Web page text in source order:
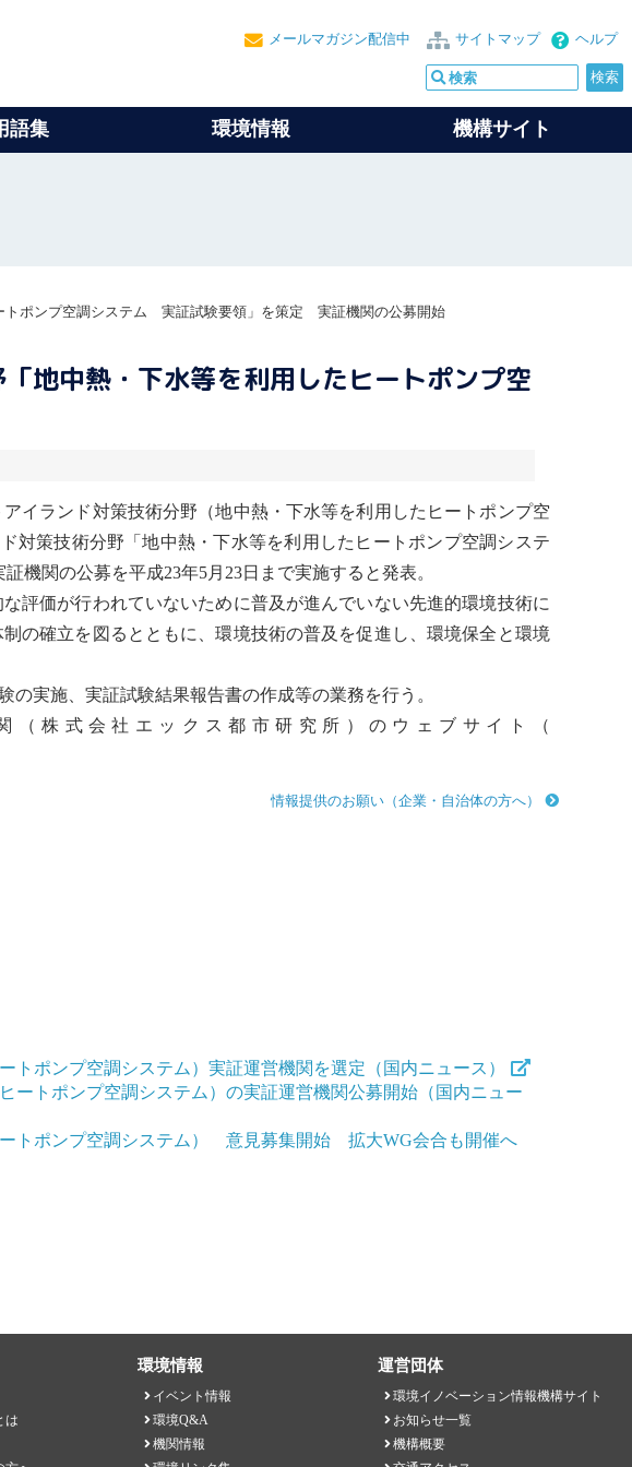
ヘルプ
サイトマップ
メールマガジン配信中
語集 環境情報 機構サイト
トポンプ空調システム 実証試験要領」を策定 実証機関の公募開始
地中熱・下水等を利用したヒートポンプ空
イランド対策技術分野（地中熱・下水等を利用した ヒートポンプ空
対策技術分野「地中熱・下水等を利用した ヒートポンプ空調システ
機関の公募を平成23年5月23日まで実施すると発表。
評価が行われていないために普及が進んでいない先進的環境技術に
の確立を図るとともに、環境技術の普及を促進し、環境保全と環境
実施、実証試験結果報告書の作成等の業務を行う。
株式会社エックス都市研究所）のウェブサイト（
情報提供のお願い（企業・自治体の方へ）
ポンプ空調システム）実証運営機関を選定（国内ニュース）
ートポンプ空調システム）の実証運営機関公募開始（国内ニュー
トポンプ空調システム） 意見募集開始 拡大WG会合も開催へ
は
環境情報
イベント情報
環境Q&A
機関情報
運営団体
環境イノベーション情報機構サイト
お知らせ一覧
機構概要